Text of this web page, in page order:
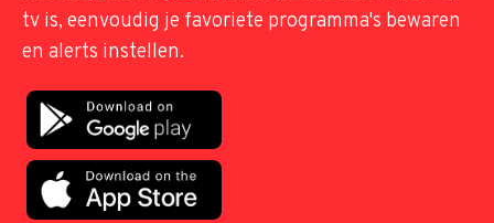
tv is, eenvoudig je favoriete programma's bewaren
en alerts instellen.